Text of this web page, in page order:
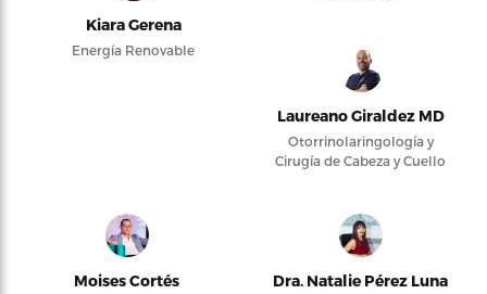
Kiara Gerena
Energía Renovable
Laureano Giraldez MD
Otorrinolaringología y
Cirugía de Cabeza y Cuello
Moises Cortés Dra. Natalie Pérez Luna